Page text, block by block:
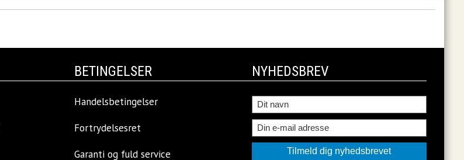
BETINGELSER
Handelsbetingelser
Fortrydelsesret
Garanti og fuld service
NYHEDSBREV